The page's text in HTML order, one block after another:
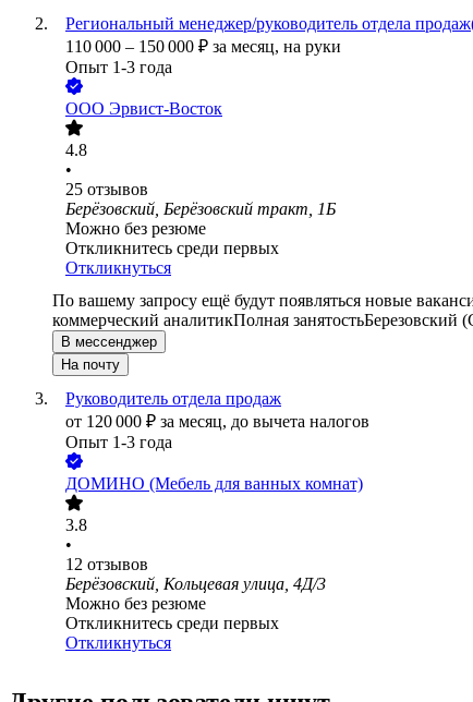
Региональный менеджер/руководитель отдела
110 000 – 150 000 ₽ за месяц, на руки
Опыт 1-3 года
ООО Эрвист-Восток
4.8
•
25 отзывов
Берёзовский, Берёзовский тракт, 1Б
Можно без резюме
Откликнитесь среди первых
Откликнуться
По вашему запросу ещё будут появляться новые
коммерческий аналитикПолная занятостьБерезовский
В мессенджер
На почту
Руководитель отдела продаж
от 120 000 ₽ за месяц, до вычета налогов
Опыт 1-3 года
ДОМИНО (Мебель для ванных комнат)
3.8
•
12 отзывов
Берёзовский, Кольцевая улица, 4Д/3
Можно без резюме
Откликнитесь среди первых
Откликнуться